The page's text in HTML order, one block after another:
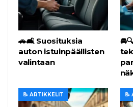
🚗🛋️ Suosituksia
auton istuinpäällisten
valintaan
📝 ARTIKKELIT 📝